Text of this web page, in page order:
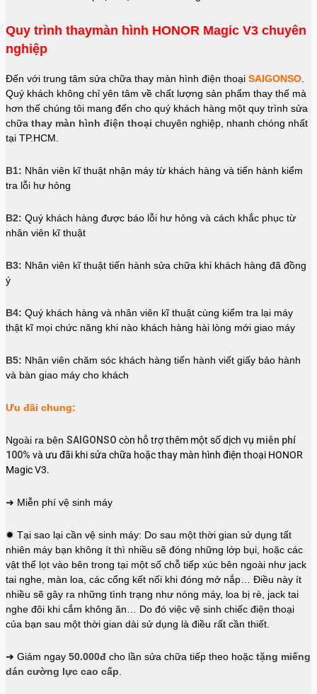
Quy trình thaymàn hình HONOR Magic V3 chuyên
nghiệp
Đến với trung tâm sửa chữa thay màn hình điện thoại SAIGONSO
Quý khách không chỉ yên tâm về chất lượng sản phẩm thay thế mà
hơn thế chúng tôi mang đến cho quý khách hàng một quy trình sửa
chữa thay màn hình điện thoại chuyên nghiệp, nhanh chóng nhất
tại TP.HCM.
B1: Nhân viên kĩ thuật nhận máy từ khách hàng và tiến hành kiểm
tra lỗi hư hỏng
B2: Quý khách hàng được báo lỗi hư hỏng và cách khắc phục từ
nhân viên kĩ thuật
B3: Nhân viên kĩ thuật tiến hành sửa chữa khi khách hàng đã đồng
ý
B4: Quý khách hàng và nhân viên kĩ thuật cùng kiểm tra lại máy
thật kĩ mọi chức năng khi nào khách hàng hài lòng mới giao máy
B5: Nhân viên chăm sóc khách hàng tiến hành viết giấy bảo hành
và bàn giao máy cho khách
Ưu đãi chung:
Ngoài ra bên SAIGONSO còn hỗ trợ thêm một số dịch vụ miễn phí
100% và ưu đãi khi sửa chữa hoặc thay màn hình điện thoại HONOR
Magic V3.
➜ Miễn phí vệ sinh máy
✹ Tại sao lại cần vệ sinh máy: Do sau một thời gian sử dụng tất
nhiên máy bạn không ít thì nhiều sẽ đóng những lớp bụi, hoặc các
vật thể lọt vào bên trong tại một số chỗ tiếp xúc bên ngoài như jack
tai nghe, màn loa, các cổng kết nối khi đóng mở nắp… Điều này ít
nhiều sẽ gây ra những tình trạng như nóng máy, loa bị rè, jack tai
nghe đôi khi cắm không ăn… Do đó việc vệ sinh chiếc điện thoại
của bạn sau một thời gian dài sử dụng là điều rất cần thiết.
➜ Giảm ngay 50.000đ cho lần sửa chữa tiếp theo hoặc tặng miếng
dán cường lực cao cấp